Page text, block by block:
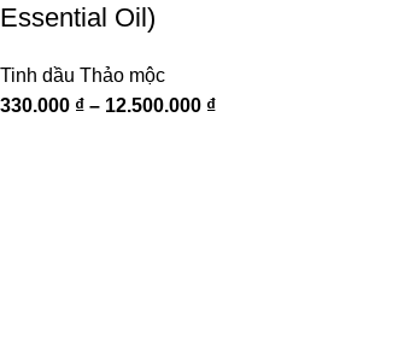
Essential Oil)
Tinh dầu Thảo mộc
330.000 ₫ – 12.500.000 ₫